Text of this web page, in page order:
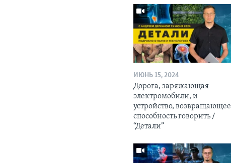
ИЮНЬ 15, 2024
Дорога, заряжающая
электромобили, и
устройство, возвращающее
способность говорить /
“Детали”